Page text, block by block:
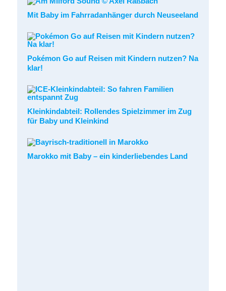
Mit Baby im Fahrradanhänger durch Neuseeland
Pokémon Go auf Reisen mit Kindern nutzen? Na
klar!
Kleinkindabteil: Rollendes Spielzimmer im Zug
für Baby und Kleinkind
Marokko mit Baby – ein kinderliebendes Land